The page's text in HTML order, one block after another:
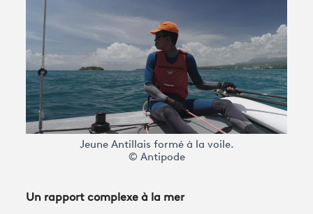
Jeune Antillais formé à la voile.
© Antipode
Un rapport complexe à la mer